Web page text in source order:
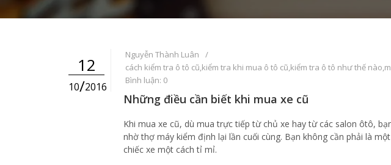
12
10/2016
Nguyễn Thành Luân
/
cách kiểm tra ô tô cũ kiểm tra khi mua ô tô cũ kiểm tra ô tô như thế nào
Bình luận: 0
Những điều cần biết khi mua xe cũ
Khi mua xe cũ, dù mua trực tiếp từ chủ xe hay từ các salon ôtô,
nhờ thợ máy kiểm định lại lần cuối cùng. Bạn không cần phải là
chiếc xe một cách tỉ mỉ.